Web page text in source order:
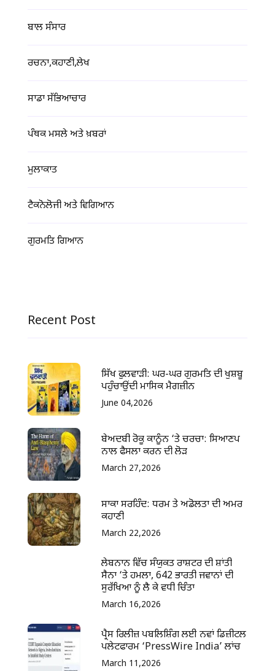
ਬਾਲ ਸੰਸਾਰ
ਰਚਨਾ,ਕਹਾਣੀ,ਲੇਖ
ਸਾਡਾ ਸੱਭਿਆਚਾਰ
ਪੰਥਕ ਮਸਲੇ ਅਤੇ ਖ਼ਬਰਾਂ
ਮੁਲਾਕਾਤ
ਟੈਕਨੋਲੋਜੀ ਅਤੇ ਵਿਗਿਆਨ
ਗੁਰਮਤਿ ਗਿਆਨ
Recent Post
ਸਿੱਖ ਫੁਲਵਾੜੀ: ਘਰ-ਘਰ ਗੁਰਮਤਿ ਦੀ ਖੁਸ਼ਬੂ
ਪਹੁੰਚਾਉਂਦੀ ਮਾਸਿਕ ਮੈਗਜ਼ੀਨ
June 04,2026
ਬੇਅਦਬੀ ਰੋਕੂ ਕਾਨੂੰਨ ‘ਤੇ ਚਰਚਾ: ਸਿਆਣਪ
ਨਾਲ ਫੈਸਲਾ ਕਰਨ ਦੀ ਲੋੜ
March 27,2026
ਸਾਕਾ ਸਰਹਿੰਦ: ਧਰਮ ਤੇ ਅਡੋਲਤਾ ਦੀ ਅਮਰ
ਕਹਾਣੀ
March 22,2026
ਲੇਬਨਾਨ ਵਿੱਚ ਸੰਯੁਕਤ ਰਾਸ਼ਟਰ ਦੀ ਸ਼ਾਂਤੀ
ਸੈਨਾ ‘ਤੇ ਹਮਲਾ, 642 ਭਾਰਤੀ ਜਵਾਨਾਂ ਦੀ
ਸੁਰੱਖਿਆ ਨੂੰ ਲੈ ਕੇ ਵਧੀ ਚਿੰਤਾ
March 16,2026
ਪ੍ਰੈਸ ਰਿਲੀਜ਼ ਪਬਲਿਸ਼ਿੰਗ ਲਈ ਨਵਾਂ ਡਿਜ਼ੀਟਲ
ਪਲੇਟਫਾਰਮ ‘PressWire India’ ਲਾਂਚ
March 11,2026